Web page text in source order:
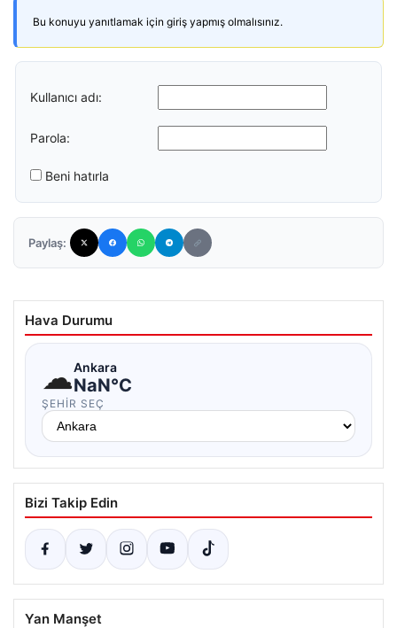
Bu konuyu yanıtlamak için giriş yapmış olmalısınız.
Kullanıcı adı:
Parola:
Beni hatırla
Paylaş:
Hava Durumu
☁Ankara
NaN°C
ŞEHIR SEÇ
Bizi Takip Edin
Yan Manşet